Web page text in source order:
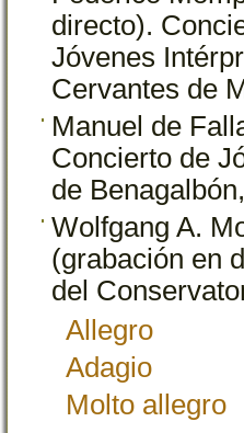
directo).
Jóvenes
Cervantes de
Manuel de
Concierto de
de
Wolfgang A.
(grabación en
del
Allegro
Adagio
Molto allegro